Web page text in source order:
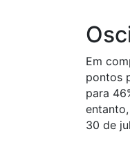
Em
pontos
para
30 de